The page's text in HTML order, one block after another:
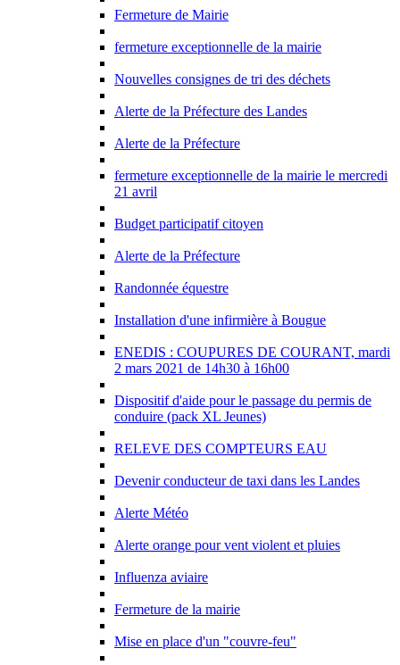
Fermeture de Mairie
fermeture exceptionnelle de la mairie
Nouvelles consignes de tri des déchets
Alerte de la Préfecture des Landes
Alerte de la Préfecture
fermeture exceptionnelle de la mairie le mercredi
21 avril
Budget participatif citoyen
Alerte de la Préfecture
Randonnée équestre
Installation d'une infirmière à Bougue
ENEDIS : COUPURES DE COURANT, mardi
2 mars 2021 de 14h30 à 16h00
Dispositif d'aide pour le passage du permis de
conduire (pack XL Jeunes)
RELEVE DES COMPTEURS EAU
Devenir conducteur de taxi dans les Landes
Alerte Météo
Alerte orange pour vent violent et pluies
Influenza aviaire
Fermeture de la mairie
Mise en place d'un "couvre-feu"